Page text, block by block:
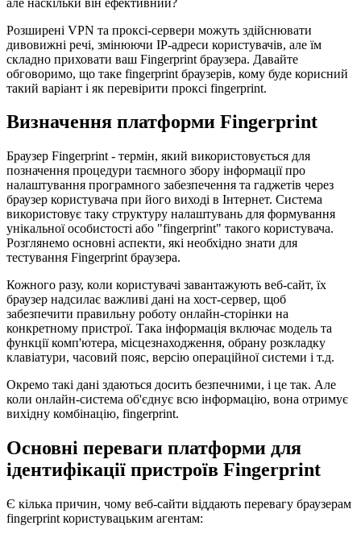
Розширені VPN та проксі-сервери можуть здійснювати
дивовижні речі, змінюючи IP-адреси користувачів, але їм
складно приховати ваш Fingerprint браузера. Давайте
обговоримо, що таке fingerprint браузерів, кому буде корисний
такий варіант і як перевірити проксі fingerprint.
Визначення платформи Fingerprint
Браузер Fingerprint - термін, який використовується для
позначення процедури таємного збору інформації про
налаштування програмного забезпечення та гаджетів через
браузер користувача при його виході в Інтернет. Система
використовує таку структуру налаштувань для формування
унікальної особистості або "fingerprint" такого користувача.
Розглянемо основні аспекти, які необхідно знати для
тестування Fingerprint браузера.
Кожного разу, коли користувачі завантажують веб-сайт, їх
браузер надсилає важливі дані на хост-сервер, щоб
забезпечити правильну роботу онлайн-сторінки на
конкретному пристрої. Така інформація включає модель та
функції комп'ютера, місцезнаходження, обрану розкладку
клавіатури, часовий пояс, версію операційної системи і т.д.
Окремо такі дані здаються досить безпечними, і це так. Але
коли онлайн-система об'єднує всю інформацію, вона отримує
вихідну комбінацію, fingerprint.
Основні переваги платформи для
ідентифікації пристроїв Fingerprint
Є кілька причин, чому веб-сайти віддають перевагу браузерам
fingerprint користувацьким агентам: